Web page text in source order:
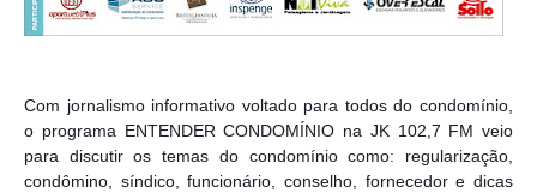
Com jornalismo informativo voltado para todos do condomínio,
o programa ENTENDER CONDOMÍNIO na JK 102,7 FM veio
para discutir os temas do condomínio como: regularização,
condômino, síndico, funcionário, conselho, fornecedor e dicas